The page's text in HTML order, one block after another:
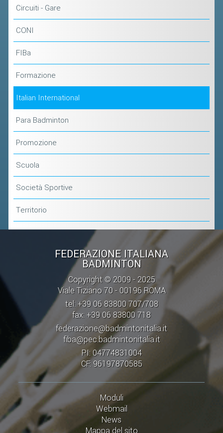
Circuiti - Gare
CONI
FIBa
Formazione
Italian International
Para Badminton
Promozione
Scuola
Società Sportive
Territorio
FEDERAZIONE ITALIANA
BADMINTON
Copyright © 2009 - 2025
Viale Tiziano 70 - 00196 ROMA
tel: +39 06 83800 707/708
fax: +39 06 83800 718
federazione@badmintonitalia.it
fiba@pec.badmintonitalia.it
PI: 04774831004
CF: 96197870585
Moduli
Webmail
News
Mappa del sito
SCHEDE ATLETI
TROFEO CONI
DIRIGENTI
CORSI
MATERIALE DIDATTICO
DOCUMENTAZIONE E RICERCA
CONVENZIONI UNIVERSITÀ
DOCENTI FORMATORI
(D)ISTANTI DI B@DMINTON
ALBI FEDERALI
FEDERAZIONE TRASPARENTE
AMMISSIONE, AFFILIAZIONE E
REVOCA DI SOCIETÀ, ASSOCIAZIONI
E TESSERATI